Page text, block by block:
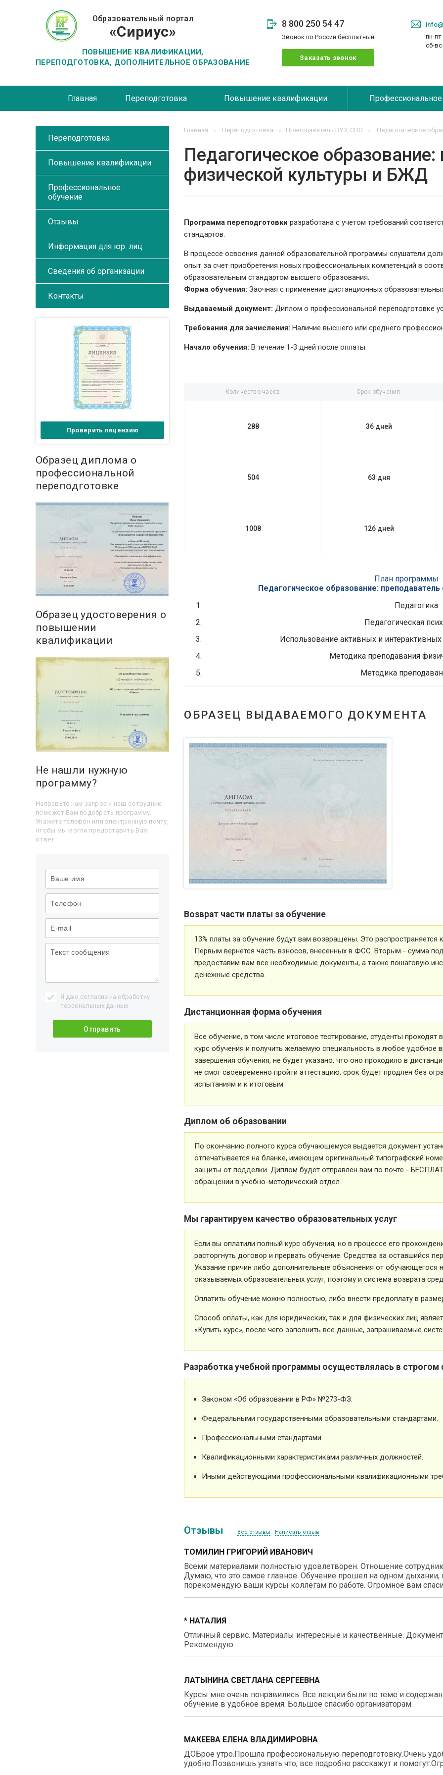
Образовательный портал
«Сириус»
ПОВЫШЕНИЕ КВАЛИФИКАЦИИ,
ПЕРЕПОДГОТОВКА, ДОПОЛНИТЕЛЬНОЕ ОБРАЗОВАНИЕ
8 800 250 54 47
Звонок по России бесплатный
Заказать звонок
пн-пт
сб-
Главная Переподготовка Повышение квалификации
Главная Переподготовка Преподаватель ВУЗ, СПО Педагогическое
Педагогическое
физической культуры и БЖД
Программа переподготовки разработана с учетом требований
стандартов.
В процессе освоения данной образовательной программы слушатели
опыт за счет приобретения новых профессиональных компетенций в
образовательным стандартом высшего образования.
Форма обучения: Заочная с применение дистанционных
Выдаваемый документ: Диплом о профессиональной переподготовке
Требования для зачисления: Наличие высшего или среднего
Начало обучения: В течение 1-3 дней после оплаты
Количество часов Срок обучения
288 36 дней
504 63 дня
1008 126 дней
План программы
Педагогическое образование:
Педагогика
Педагогическая
Использование активных и
Методика преподавания
Методика
ОБРАЗЕЦ ВЫДАВАЕМОГО ДОКУМЕНТА
Возврат части платы за обучение
13% платы за обучение будут вам возвращены. Это распространяется
Первым вернется часть взносов, внесенных в ФСС. Вторым - сумма
предоставим вам все необходимые документы, а также пошаговую
денежные средства.
Дистанционная форма обучения
Все обучение, в том числе итоговое тестирование, студенты
курс обучения и получить желаемую специальность в любое удобное
завершения обучения, не будет указано, что оно проходило в
не смог своевременно пройти аттестацию, срок будет продлен без
испытаниям и к итоговым.
Диплом об образовании
По окончанию полного курса обучающемуся выдается документ
отпечатывается на бланке, имеющем оригинальный типографский
защиты от подделки. Диплом будет отправлен вам по почте -
обращении в учебно-методический отдел.
Мы гарантируем качество образовательных услуг
Если вы оплатили полный курс обучения, но в процессе его
расторгнуть договор и прервать обучение. Средства за оставшийся
Указание причин либо дополнительные объяснения от обучающегося
оказываемых образовательных услуг, поэтому и система возврата
Оплатить обучение можно полностью, либо внести предоплату в
Способ оплаты, как для юридических, так и для физических лиц
«Купить курс», после чего заполнить все данные, запрашиваемые
Разработка учебной программы осуществлялась в строгом
Законом «Об образовании в РФ» №273-ФЗ.
Федеральными государственными образовательными стандартами.
Профессиональными стандартами.
Квалификационными характеристиками различных должностей.
Иными действующими профессиональными квалификационными
Отзывы Все отзывы Написать отзыв
ТОМИЛИН ГРИГОРИЙ ИВАНОВИЧ
Всеми материалами полностью удовлетворен. Отношение
Думаю, что это самое главное. Обучение прошел на одном дыхании,
порекомендую ваши курсы коллегам по работе. Огромное вам
* НАТАЛИЯ
Отличный сервис. Материалы интересные и качественные.
Рекомендую.
ЛАТЫНИНА СВЕТЛАНА СЕРГЕЕВНА
Курсы мне очень понравились. Все лекции были по теме и
обучение в удобное время. Большое спасибо организаторам.
МАКЕЕВА ЕЛЕНА ВЛАДИМИРОВНА
ДОБрое утро.Прошла профессиональную переподготовку.Очень
удобно.Позвонишь узнать что, все подробно расскажут и
Переподготовка
Повышение квалификации
Профессиональное
обучение
Отзывы
Информация для юр. лиц
Сведения об организации
Контакты
Проверить лицензию
Образец диплома о
профессиональной
переподготовке
Образец удостоверения о
повышении
квалификации
Не нашли нужную
программу?
Направьте нам запрос и наш сотрудник
поможет Вам подобрать программу.
Укажите телефон или электронную почту,
чтобы мы могли предоставить Вам
ответ.
Я даю согласие на обработку
персональных данных